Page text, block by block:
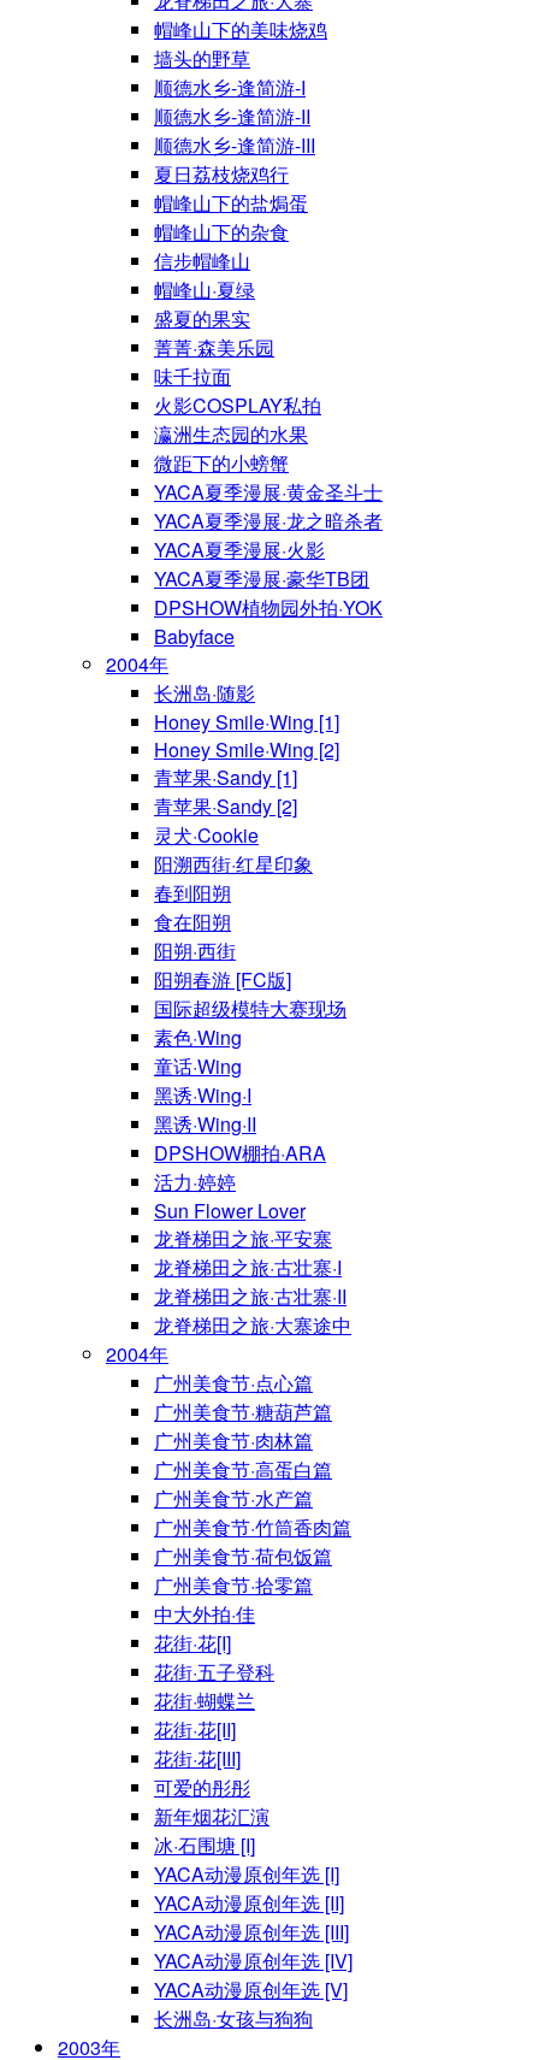
帽峰山下的美味烧鸡
墙头的野草
顺德水乡-逢简游-I
顺德水乡-逢简游-II
顺德水乡-逢简游-III
夏日荔枝烧鸡行
帽峰山下的盐焗蛋
帽峰山下的杂食
信步帽峰山
帽峰山·夏绿
盛夏的果实
菁菁·森美乐园
味千拉面
火影COSPLAY私拍
瀛洲生态园的水果
微距下的小螃蟹
YACA夏季漫展·黄金圣斗士
YACA夏季漫展·龙之暗杀者
YACA夏季漫展·火影
YACA夏季漫展·豪华TB团
DPSHOW植物园外拍·YOK
Babyface
2004年
长洲岛·随影
Honey Smile·Wing [1]
Honey Smile·Wing [2]
青苹果·Sandy [1]
青苹果·Sandy [2]
灵犬·Cookie
阳溯西街·红星印象
春到阳朔
食在阳朔
阳朔·西街
阳朔春游 [FC版]
国际超级模特大赛现场
素色·Wing
童话·Wing
黑诱·Wing·I
黑诱·Wing·II
DPSHOW棚拍·ARA
活力·婷婷
Sun Flower Lover
龙脊梯田之旅·平安寨
龙脊梯田之旅·古壮寨·I
龙脊梯田之旅·古壮寨·II
龙脊梯田之旅·大寨途中
2004年
广州美食节·点心篇
广州美食节·糖葫芦篇
广州美食节·肉林篇
广州美食节·高蛋白篇
广州美食节·水产篇
广州美食节·竹筒香肉篇
广州美食节·荷包饭篇
广州美食节·拾零篇
中大外拍·佳
花街·花[I]
花街·五子登科
花街·蝴蝶兰
花街·花[II]
花街·花[III]
可爱的彤彤
新年烟花汇演
冰·石围塘 [I]
YACA动漫原创年选 [I]
YACA动漫原创年选 [II]
YACA动漫原创年选 [III]
YACA动漫原创年选 [IV]
YACA动漫原创年选 [V]
长洲岛·女孩与狗狗
2003年